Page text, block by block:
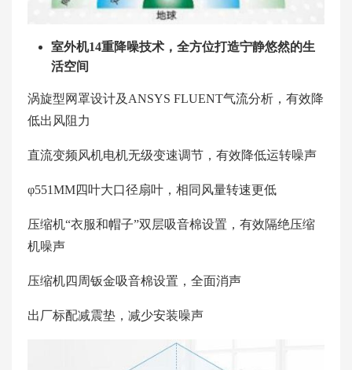
室外机14重降噪技术，全方位打造宁静悠然的生
活空间
涡旋型网罩设计及ANSYS FLUENT气流分析，有效降
低出风阻力
直流变频风机电机无级变速调节，有效降低运转噪声
φ551MM四叶大口径扇叶，相同风量转速更低
压缩机“衣服和帽子”双层吸音棉设置，有效隔绝压缩
机噪声
压缩机四周钣金吸音棉设置，全面消声
出厂标配减震垫，减少安装噪声